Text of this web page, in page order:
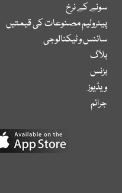
سونے کے نرخ
پیٹرولیم مصنوعات کی قیمتیں
سائنس و ٹیکنالوجی
بلاگ
بزنس
ویڈیوز
جرائم